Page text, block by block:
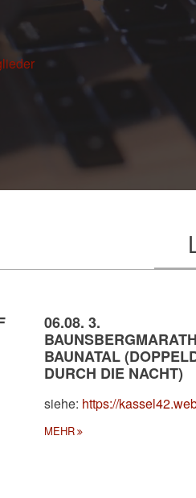
06.08. 3.
BAUNATAL
DURCH DIE NACHT)
siehe: https://
MEHR